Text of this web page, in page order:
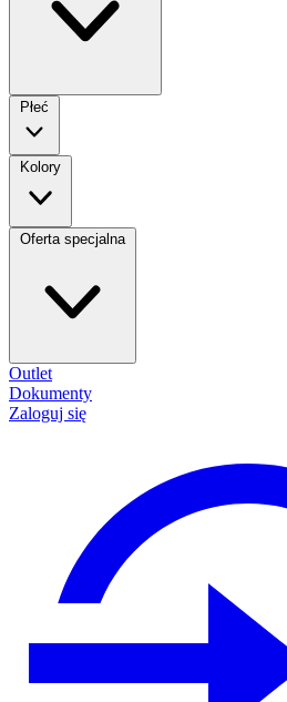
Płeć
Kolory
Oferta specjalna
Outlet
Dokumenty
Zaloguj się